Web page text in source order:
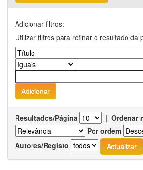
Adicionar filtros:
Utilizar filtros para refinar o resultado da
Resultados/Página | Ordenar
Por ordem
Autores/Registo